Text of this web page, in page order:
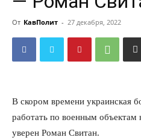
От КавПолит - 27 декабря, 2022
​В скором времени украинская
работать по военным объектам
уверен Роман Свитан.